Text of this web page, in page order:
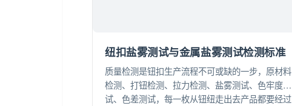
纽扣盐雾测试与金属盐雾测试检测标准
质量检测是钮扣生产流程不可或缺的一步，原材料
检测、打钮检测、拉力检测、盐雾测试、色牢度测
试、色差测试，每一枚从钮纽走出去产品都要经过